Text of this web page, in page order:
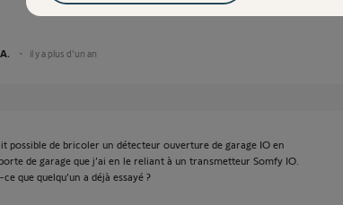
il y a plus d'un an
possible de bricoler un détecteur ouverture de garage IO en
de garage que j’ai en le reliant à un transmetteur Somfy IO.
que quelqu’un a déjà essayé ?